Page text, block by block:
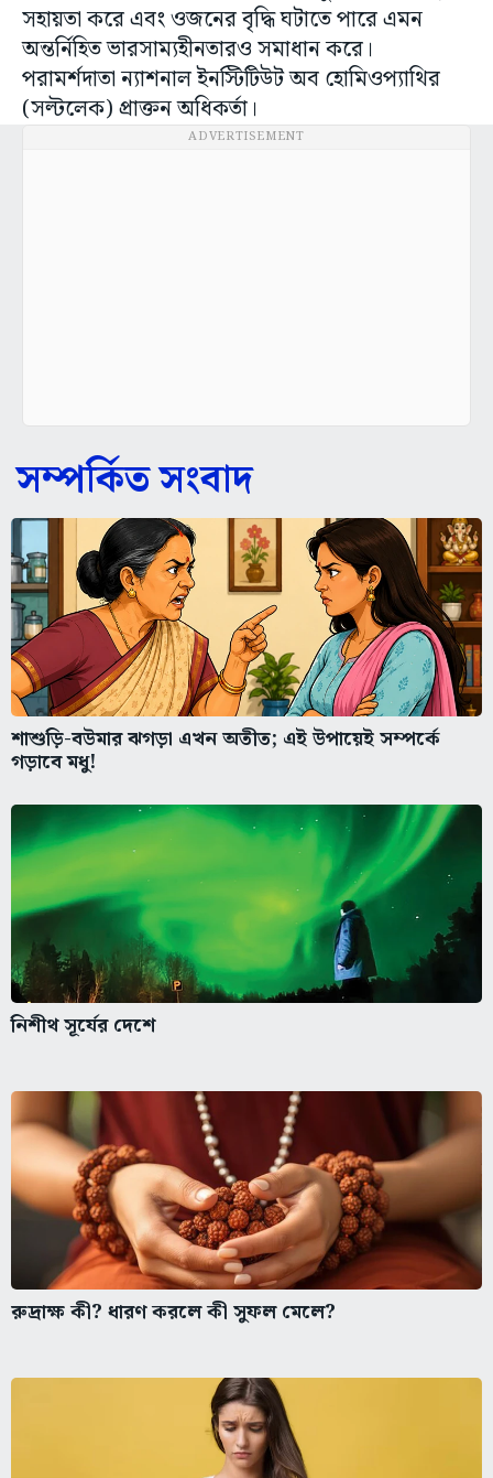
পরামর্শদাতা ন্যাশনাল ইনস্টিটিউট অব হোমিওপ্যাথির
(সল্টলেক) প্রাক্তন অধিকর্তা।
ADVERTISEMENT
শাশুড়ি-বউমার ঝগড়া এখন অতীত; এই উপায়েই সম্পর্কে
গড়াবে মধু!
নিশীথ সূর্যের দেশে
রুদ্রাক্ষ কী? ধারণ করলে কী সুফল মেলে?